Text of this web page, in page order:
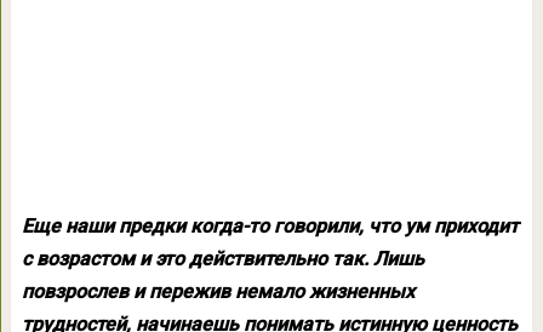
Еще наши предки когда-то говорили, что ум приходит
с возрастом и это действительно так. Лишь
повзрослев и пережив немало жизненных
трудностей, начинаешь понимать истинную ценность